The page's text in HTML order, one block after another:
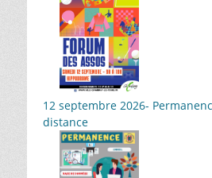
12 septembre 2026-
distance